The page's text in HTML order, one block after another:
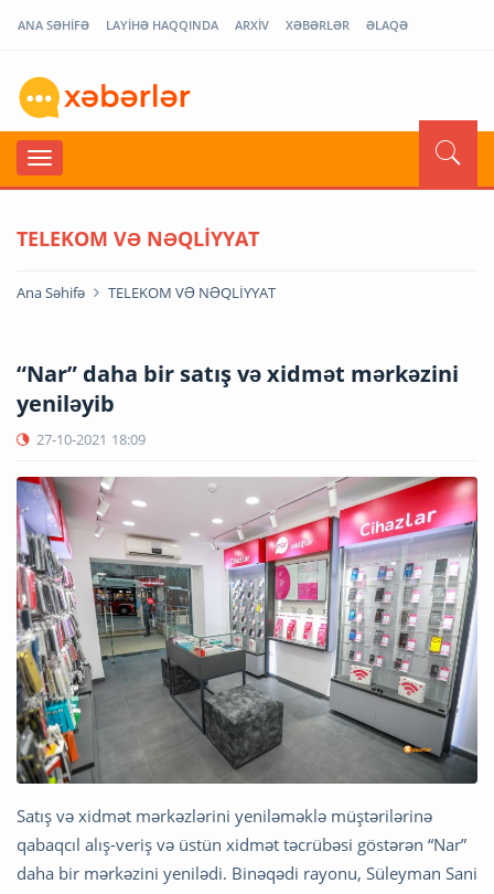
ANA SƏHİFƏ LAYİHƏ HAQQINDA ARXİV XƏBƏRLƏR ƏLAQƏ
TELEKOM VƏ NƏQLİYYAT
Ana Səhifə TELEKOM VƏ NƏQLİYYAT
“Nar” daha bir satış və xidmət mərkəzini
yeniləyib
27-10-2021 18:09
Satış və xidmət mərkəzlərini yeniləməklə müştərilərinə
qabaqcıl alış-veriş və üstün xidmət təcrübəsi göstərən “Nar”
daha bir mərkəzini yenilədi. Binəqədi rayonu, Süleyman Sani